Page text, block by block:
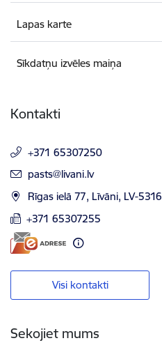
Lapas karte
Sīkdatņu izvēles maiņa
Kontakti
+371 65307250
E-pasts:
pasts@livani.lv
Rīgas ielā 77, Līvāni, LV-5316
+371 65307255
Visi kontakti
Sekojiet mums